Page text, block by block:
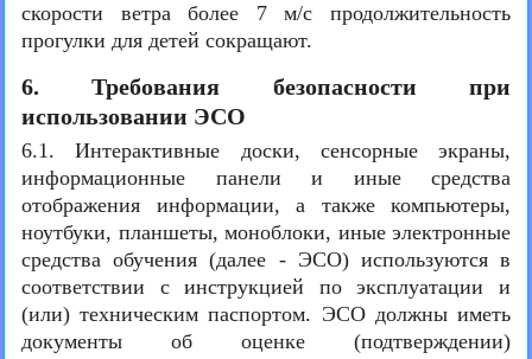
скорости ветра более 7 м/с продолжительность
прогулки для детей сокращают.
6. Требования безопасности при
использовании ЭСО
6.1. Интерактивные доски, сенсорные экраны,
информационные панели и иные средства
отображения информации, а также компьютеры,
ноутбуки, планшеты, моноблоки, иные электронные
средства обучения (далее - ЭСО) используются в
соответствии с инструкцией по эксплуатации и
(или) техническим паспортом. ЭСО должны иметь
документы об оценке (подтверждении)